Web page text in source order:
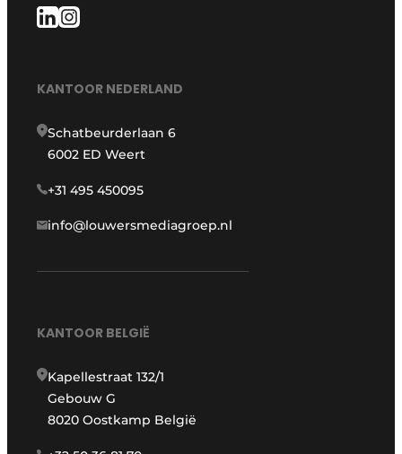
KANTOOR NEDERLAND
Schatbeurderlaan 6
6002 ED Weert
+31 495 450095
info@louwersmediagroep.nl
KANTOOR BELGIË
Kapellestraat 132/1
Gebouw G
8020 Oostkamp België